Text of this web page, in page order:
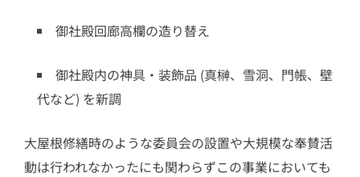
御社殿回廊高欄の造り替え
御社殿内の神具・装飾品 (真榊、雪洞、門帳、壁
代など) を新調
大屋根修繕時のような委員会の設置や大規模な奉賛活
動は行われなかったにも関わらずこの事業においても